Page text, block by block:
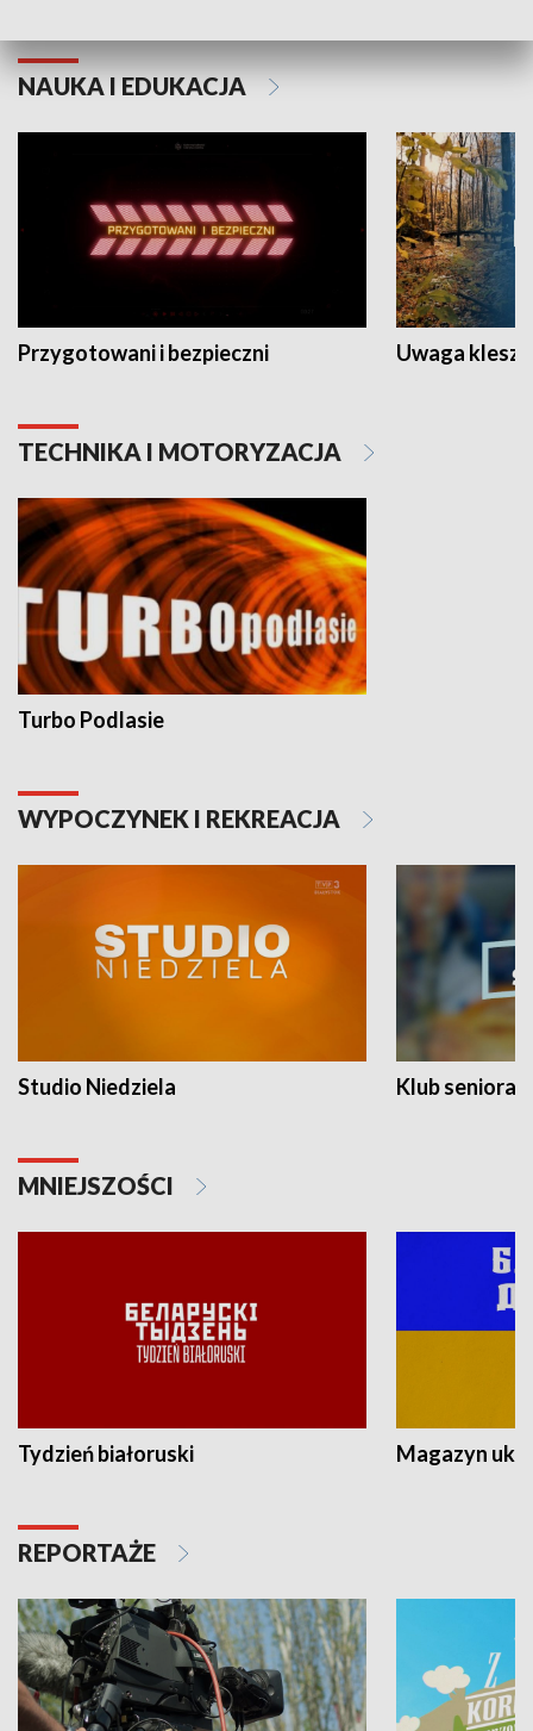
NAUKA I EDUKACJA
Przygotowani i bezpieczni Uwaga
TECHNIKA I MOTORYZACJA
Turbo Podlasie
WYPOCZYNEK I REKREACJA
Studio Niedziela Klub seniora
MNIEJSZOŚCI
Tydzień białoruski Magazyn
REPORTAŻE